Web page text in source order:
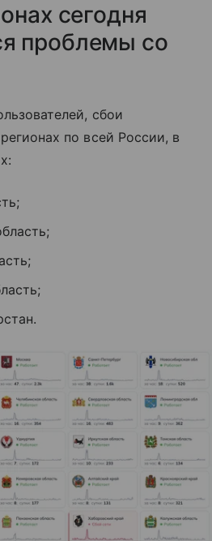
сегодня
проблемы со
сбои
по всей России, в